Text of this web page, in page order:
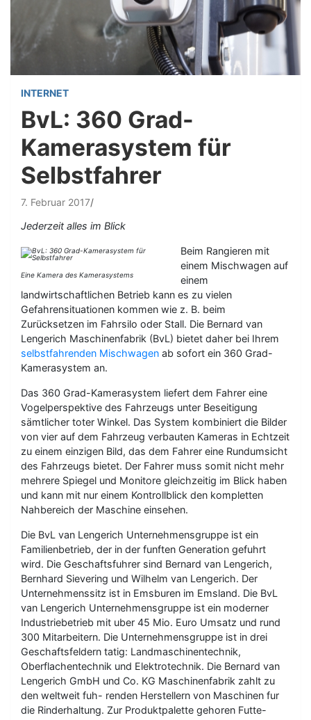
INTERNET
BvL: 360 Grad-
Kamerasystem für
Selbstfahrer
7. Februar 2017
Jederzeit alles im Blick
Eine Kamera des Kamerasystems
Beim Rangieren mit
einem Mischwagen auf
einem
landwirtschaftlichen Betrieb kann es zu vielen
Gefahrensituationen kommen wie z. B. beim
Zurücksetzen im Fahrsilo oder Stall. Die Bernard van
Lengerich Maschinenfabrik (BvL) bietet daher bei Ihrem
selbstfahrenden Mischwagen ab sofort ein 360 Grad-
Kamerasystem an.
Das 360 Grad-Kamerasystem liefert dem Fahrer eine
Vogelperspektive des Fahrzeugs unter Beseitigung
sämtlicher toter Winkel. Das System kombiniert die Bilder
von vier auf dem Fahrzeug verbauten Kameras in Echtzeit
zu einem einzigen Bild, das dem Fahrer eine Rundumsicht
des Fahrzeugs bietet. Der Fahrer muss somit nicht mehr
mehrere Spiegel und Monitore gleichzeitig im Blick haben
und kann mit nur einem Kontrollblick den kompletten
Nahbereich der Maschine einsehen.
Die BvL van Lengerich Unternehmensgruppe ist ein
Familienbetrieb, der in der funften Generation gefuhrt
wird. Die Geschaftsfuhrer sind Bernard van Lengerich,
Bernhard Sievering und Wilhelm van Lengerich. Der
Unternehmenssitz ist in Emsburen im Emsland. Die BvL
van Lengerich Unternehmensgruppe ist ein moderner
Industriebetrieb mit uber 45 Mio. Euro Umsatz und rund
300 Mitarbeitern. Die Unternehmensgruppe ist in drei
Geschaftsfeldern tatig: Landmaschinentechnik,
Oberflachentechnik und Elektrotechnik. Die Bernard van
Lengerich GmbH und Co. KG Maschinenfabrik zahlt zu
den weltweit fuh- renden Herstellern von Maschinen fur
die Rinderhaltung. Zur Produktpalette gehoren Futte-